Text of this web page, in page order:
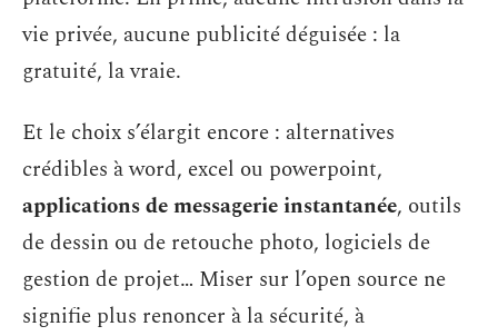
vie privée, aucune publicité déguisée : la
gratuité, la vraie.
Et le choix s’élargit encore : alternatives
crédibles à word, excel ou powerpoint,
applications de messagerie instantanée, outils
de dessin ou de retouche photo, logiciels de
gestion de projet… Miser sur l’open source ne
signifie plus renoncer à la sécurité, à